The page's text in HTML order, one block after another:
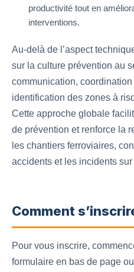
productivité tout en
interventions.
Au-delà de l’aspect
sur la culture prévention au
communication,
identification des zones à
Cette approche globale
de prévention et renforce la
les chantiers ferroviaires,
accidents et les incidents sur
Comment
Pour vous inscrire,
formulaire en bas de page